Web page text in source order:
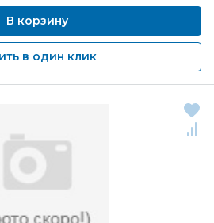
В корзину
в один клик